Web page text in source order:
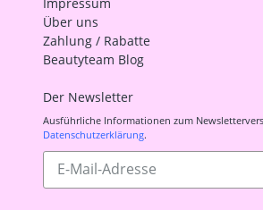
Über uns
Zahlung / Rabatte
Beautyteam Blog
Der Newsletter
Ausführliche Informationen zum
Datenschutzerklärung.
Abonnieren
unsere